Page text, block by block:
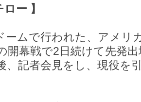
ー 】
ームで行われた、アメリ
開幕戦で2日続けて先発
、記者会見をし、現役を